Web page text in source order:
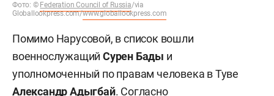
Фото: © Federation Council of Russia/via
Globallookpress.com/www.globallookpress.com
Помимо Нарусовой, в список вошли
военнослужащийСурен Бады и
уполномоченный по правам человека в Туве
Александр Адыгбай. Согласно